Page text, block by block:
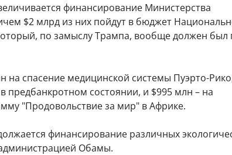
финансирование Министерства
$2 млрд из них пойдут в бюджет
по замыслу Трампа, вообще должен был
на спасение медицинской системы Пуэрто-
предбанкротном состоянии, и $995 млн – на
"Продовольствие за мир" в Африке.
финансирование различных
Обамы.